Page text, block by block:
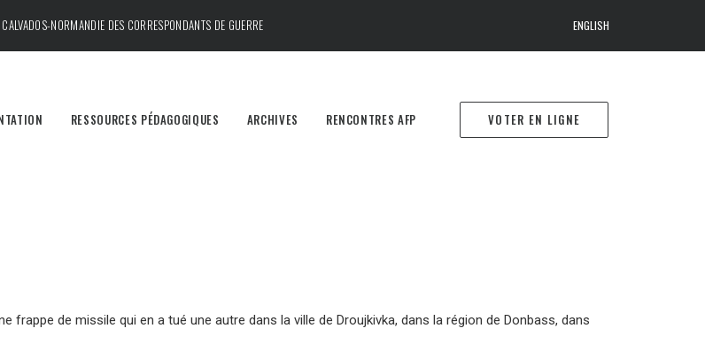
NORMANDIE DES CORRESPONDANTS DE GUERRE ENGLISH
RESSOURCES PÉDAGOGIQUES ARCHIVES RENCONTRES AFP VOTER EN LIGNE
frappe de missile qui en a tué une autre dans la ville de Droujkivka, dans la région de Donbass, dans